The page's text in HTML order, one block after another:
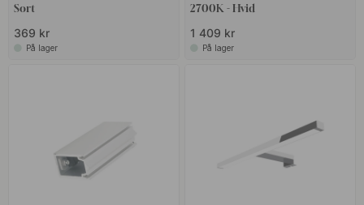
Sort
369 kr
På lager
2700K - Hvid
1 409 kr
På lager